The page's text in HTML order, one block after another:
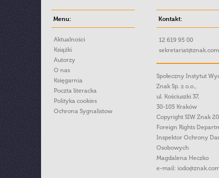
Menu:
Aktualności
Książki
Autorzy
O nas
Księgarnia
Poczta literacka
Polityka cookies
Ochrona Sygnalistow
Kontakt:
12 619 95 00
Społeczny Instytut
Znak Sp. z o.o.,
ul. Kościuszki 37,
30-105 Kraków
Copyright SIW Znak
Foreign Rights
Inspektor Ochrony
Osobowych
Magdalena Heczko
e-mail: